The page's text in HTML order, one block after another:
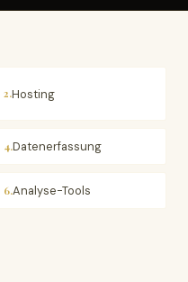
2.Hosting
4.Datenerfassung
6.Analyse-Tools